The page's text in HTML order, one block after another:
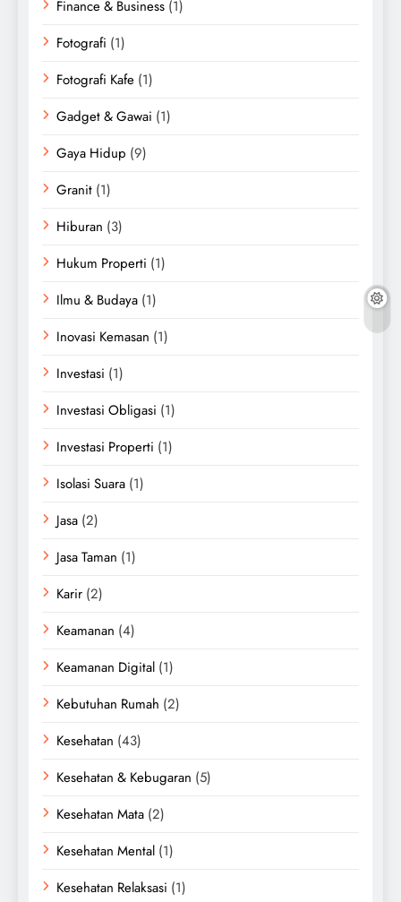
Finance & Business (1)
Fotografi (1)
Fotografi Kafe (1)
Gadget & Gawai (1)
Gaya Hidup (9)
Granit (1)
Hiburan (3)
Hukum Properti (1)
Ilmu & Budaya (1)
Inovasi Kemasan (1)
Investasi (1)
Investasi Obligasi (1)
Investasi Properti (1)
Isolasi Suara (1)
Jasa (2)
Jasa Taman (1)
Karir (2)
Keamanan (4)
Keamanan Digital (1)
Kebutuhan Rumah (2)
Kesehatan (43)
Kesehatan & Kebugaran (5)
Kesehatan Mata (2)
Kesehatan Mental (1)
Kesehatan Relaksasi (1)